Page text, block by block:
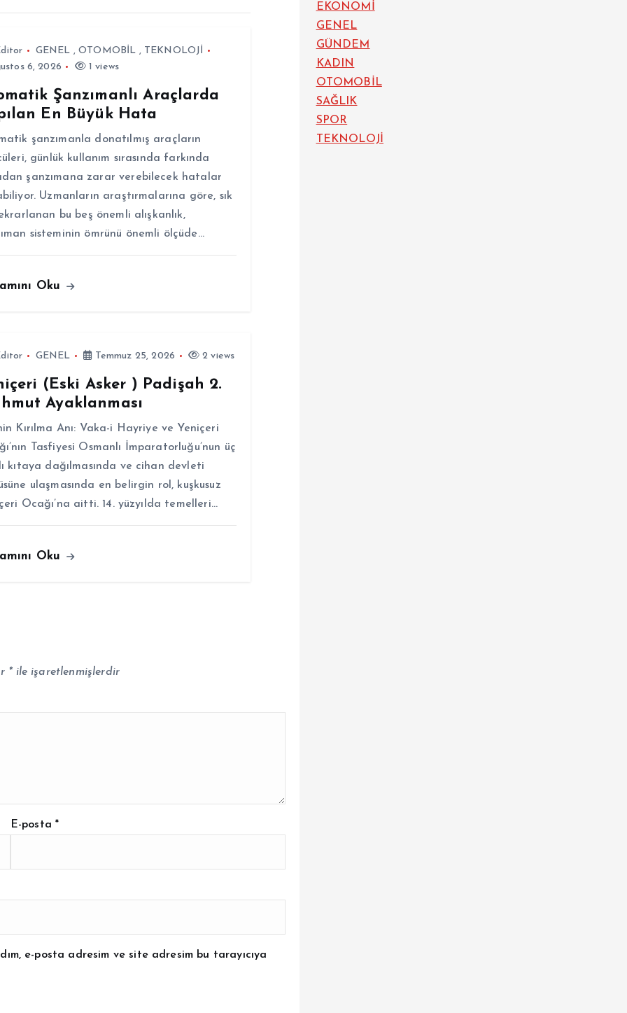
GENEL ,OTOMOBİL , TEKNOLOJİ
6, 2026
1 views
Şanzımanlı Araçlarda
En Büyük Hata
şanzımanla donatılmış araçların
günlük kullanım sırasında farkında
şanzımana zarar verebilecek hatalar
Uzmanların araştırmalarına göre, sık
bu beş önemli alışkanlık,
sisteminin ömrünü önemli ölçüde…
Oku
GENEL Temmuz 25, 2026 2 views
(Eski Asker ) Padişah 2.
Ayaklanması
Kırılma Anı: Vaka-i Hayriye ve Yeniçeri
Tasfiyesi Osmanlı İmparatorluğu’nun üç
kıtaya dağılmasında ve cihan devleti
ulaşmasında en belirgin rol, kuşkusuz
Ocağı’na aitti. 14. yüzyılda temelleri…
Oku
*ile işaretlenmişlerdir
E-posta*
e-posta adresim ve site adresim bu tarayıcıya
EKONOMİ
GENEL
GÜNDEM
KADIN
OTOMOBİL
SAĞLIK
SPOR
TEKNOLOJİ